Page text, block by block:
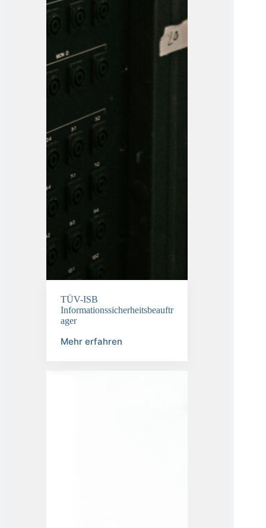
TÜV-ISB
Informationssicherheitsbeauftr